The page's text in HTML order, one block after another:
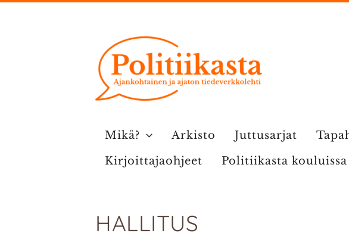
Mikä? Arkisto Juttusarjat
Kirjoittajaohjeet
Politiikasta kouluissa
HALLITUS